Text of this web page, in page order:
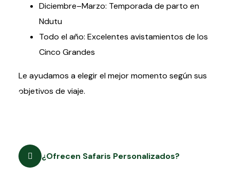
Diciembre–Marzo: Temporada de parto en
Ndutu
Todo el año: Excelentes avistamientos de los
Cinco Grandes
Le ayudamos a elegir el mejor momento según sus
objetivos de viaje.
¿Ofrecen Safaris Personalizados?